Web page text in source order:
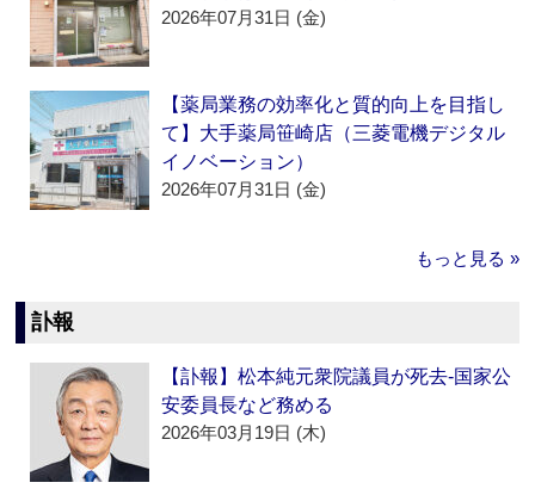
2026年07月31日 (金)
【薬局業務の効率化と質的向上を目指し
て】大手薬局笹崎店（三菱電機デジタル
イノベーション）
2026年07月31日 (金)
もっと見る »
訃報
【訃報】松本純元衆院議員が死去‐国家公
安委員長など務める
2026年03月19日 (木)